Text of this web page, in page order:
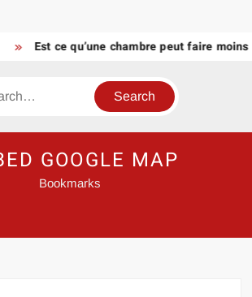
Est ce qu’une chambre peut faire
GOOGLE MAP
Bookmarks